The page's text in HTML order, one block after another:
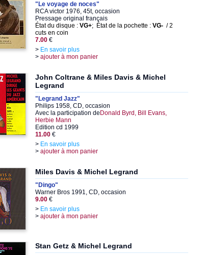
"Le voyage de noces"
RCA victor 1976, 45t, occasion
Pressage original français
État du disque : VG+; État de la pochette : VG- / 2
cuts en coin
7.00 €
> En savoir plus
> ajouter à mon panier
John Coltrane & Miles Davis & Michel
Legrand
"Legrand Jazz"
Philips 1958, CD, occasion
Avec la participation de Donald Byrd, Bill Evans,
Herbie Mann
Edition cd 1999
11.00 €
> En savoir plus
> ajouter à mon panier
Miles Davis & Michel Legrand
"Dingo"
Warner Bros 1991, CD, occasion
9.00 €
> En savoir plus
> ajouter à mon panier
Stan Getz & Michel Legrand